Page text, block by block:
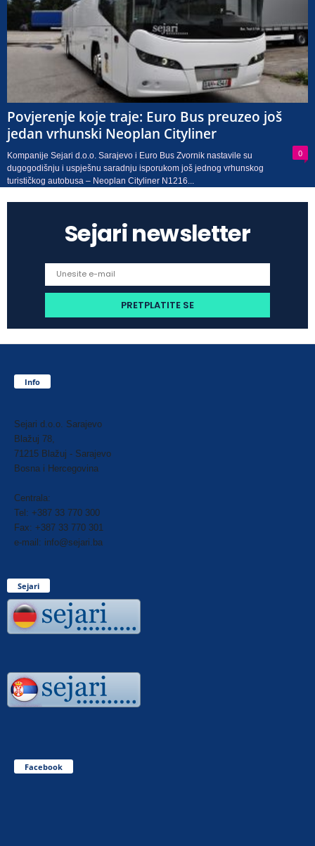
Povjerenje koje traje: Euro Bus preuzeo još
jedan vrhunski Neoplan Cityliner
0
Kompanije Sejari d.o.o. Sarajevo i Euro Bus Zvornik nastavile su
dugogodišnju i uspješnu saradnju isporukom još jednog vrhunskog
turističkog autobusa – Neoplan Cityliner N1216...
Sejari newsletter
Info
Sejari d.o.o. Sarajevo
Blažuj 78,
71215 Blažuj - Sarajevo
Bosna i Hercegovina
Centrala:
Tel: +387 33 770 300
Fax: +387 33 770 301
e-mail: info@sejari.ba
Sejari
Facebook